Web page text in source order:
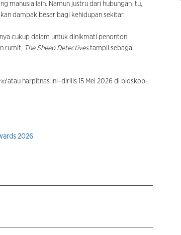
manusia lain. Namun justru dari hubungan itu,
dampak besar bagi kehidupan sekitar.
cukup dalam untuk dinikmati penonton
rumit, The Sheep Detectivestampil sebagai
atau harpitnas ini–dirilis 15 Mei 2026 di bioskop-
2026